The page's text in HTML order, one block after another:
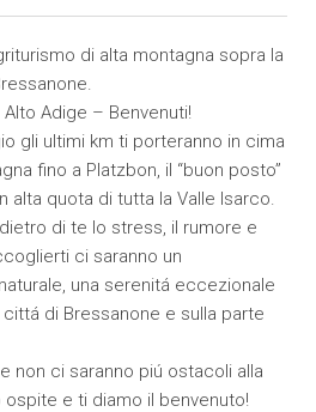
di alta montagna sopra la
Adige – Benvenuti!
gli ultimi km ti porteranno in cima
fino a Platzbon, il “buon posto”
alta quota di tutta la Valle Isarco.
di te lo stress, il rumore e
ci saranno un
una serenitá eccezionale
di Bressanone e sulla parte
non ci saranno piú ostacoli alla
e ti diamo il benvenuto!